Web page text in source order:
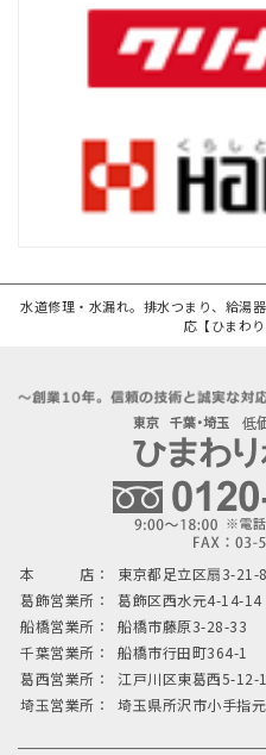
水道修理・水漏れ。排水つまり、給湯
応【ひまわ
本 店：
東京都足立区扇3-21-8
葛飾営業所：
葛飾区西水元4-14-14
船橋営業所：
船橋市藤原3-28-33
千葉営業所：
船橋市行田町364-1
葛西営業所：
江戸川区東葛西5-12-
埼玉営業所：
埼玉県所沢市小手指